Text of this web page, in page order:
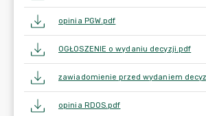
opinia PGW.pdf
OGŁOSZENIE o wydaniu decyzji.pdf
zawiadomienie przed wydaniem
opinia RDOS.pdf